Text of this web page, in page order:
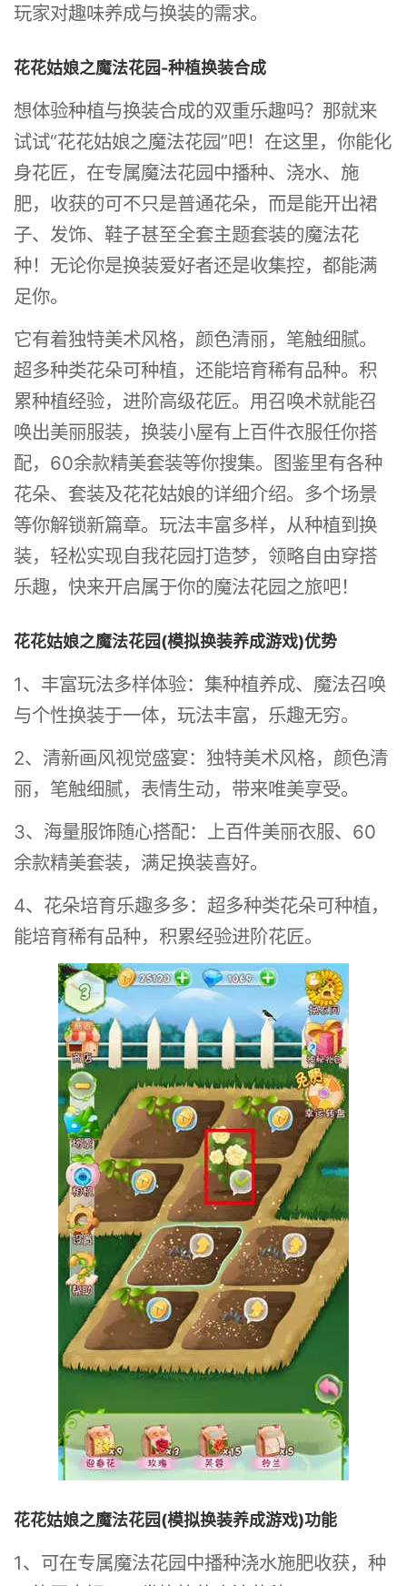
玩家对趣味养成与换装的需求。
花花姑娘之魔法花园-种植换装合成
想体验种植与换装合成的双重乐趣吗？那就来
试试“花花姑娘之魔法花园”吧！在这里，你能化
身花匠，在专属魔法花园中播种、浇水、施
肥，收获的可不只是普通花朵，而是能开出裙
子、发饰、鞋子甚至全套主题套装的魔法花
种！无论你是换装爱好者还是收集控，都能满
足你。
它有着独特美术风格，颜色清丽，笔触细腻。
超多种类花朵可种植，还能培育稀有品种。积
累种植经验，进阶高级花匠。用召唤术就能召
唤出美丽服装，换装小屋有上百件衣服任你搭
配，60余款精美套装等你搜集。图鉴里有各种
花朵、套装及花花姑娘的详细介绍。多个场景
等你解锁新篇章。玩法丰富多样，从种植到换
装，轻松实现自我花园打造梦，领略自由穿搭
乐趣，快来开启属于你的魔法花园之旅吧！
花花姑娘之魔法花园(模拟换装养成游戏)优势
1、丰富玩法多样体验：集种植养成、魔法召唤
与个性换装于一体，玩法丰富，乐趣无穷。
2、清新画风视觉盛宴：独特美术风格，颜色清
丽，笔触细腻，表情生动，带来唯美享受。
3、海量服饰随心搭配：上百件美丽衣服、60
余款精美套装，满足换装喜好。
4、花朵培育乐趣多多：超多种类花朵可种植，
能培育稀有品种，积累经验进阶花匠。
花花姑娘之魔法花园(模拟换装养成游戏)功能
1、可在专属魔法花园中播种浇水施肥收获，种